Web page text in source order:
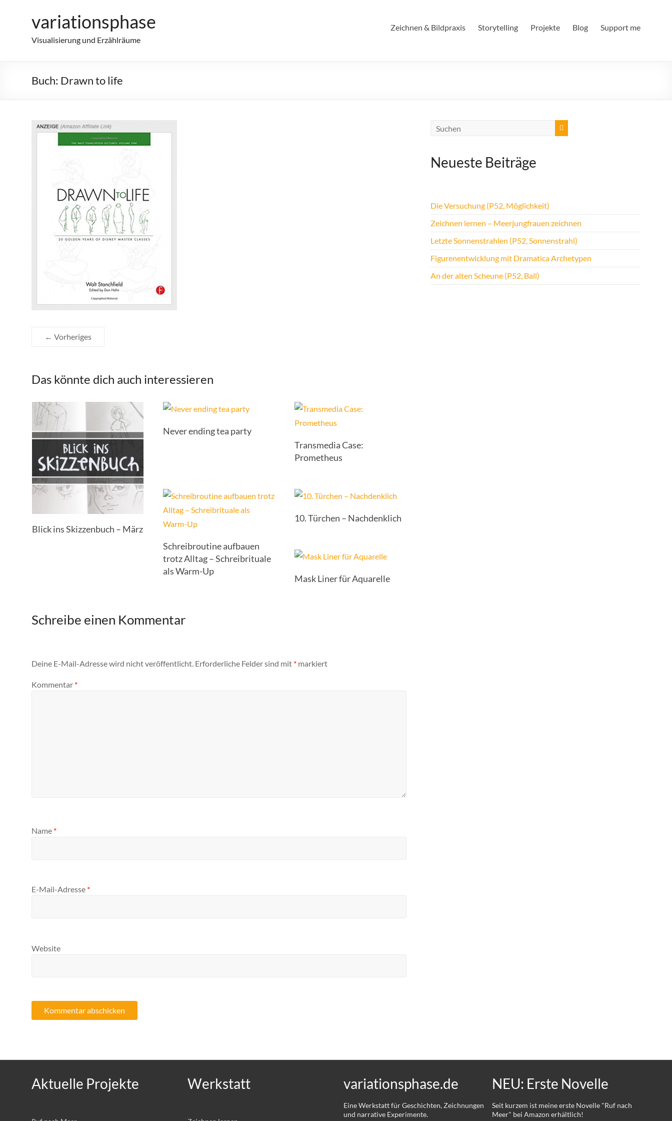
variationsphase
Visualisierung und Erzählräume
Zeichnen & Bildpraxis Storytelling Projekte Blog Support me
Buch: Drawn to life
← Vorheriges
Das könnte dich auch interessieren
Blick ins Skizzenbuch – März
Never ending tea party
Transmedia Case:
Prometheus
Schreibroutine aufbauen
trotz Alltag – Schreibrituale
als Warm-Up
10. Türchen – Nachdenklich
Mask Liner für Aquarelle
Schreibe einen Kommentar
Deine E-Mail-Adresse wird nicht veröffentlicht. Erforderliche Felder sind mit * markiert
Kommentar *
Name *
E-Mail-Adresse *
Website
Neueste Beiträge
Die Versuchung (P52, Möglichkeit)
Zeichnen lernen – Meerjungfrauen zeichnen
Letzte Sonnenstrahlen (P52, Sonnenstrahl)
Figurenentwicklung mit Dramatica Archetypen
An der alten Scheune (P52, Ball)
Aktuelle Projekte Werkstatt variationsphase.de
Eine Werkstatt für Geschichten, Zeichnungen
und narrative Experimente.
NEU: Erste Novelle
Seit kurzem ist meine erste Novelle "Ruf nach
Meer" bei Amazon erhältlich!